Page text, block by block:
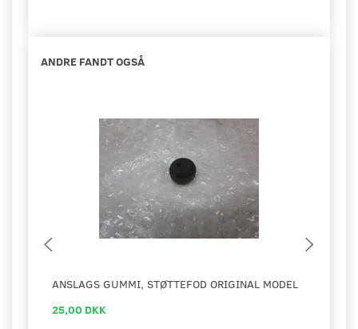
ANDRE FANDT OGSÅ
ANSLAGS GUMMI, STØTTEFOD ORIGINAL MODEL
25,00 DKK